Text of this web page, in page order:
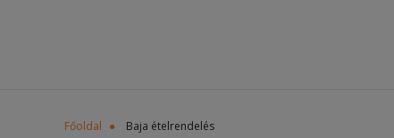
Főoldal Baja ételrendelés